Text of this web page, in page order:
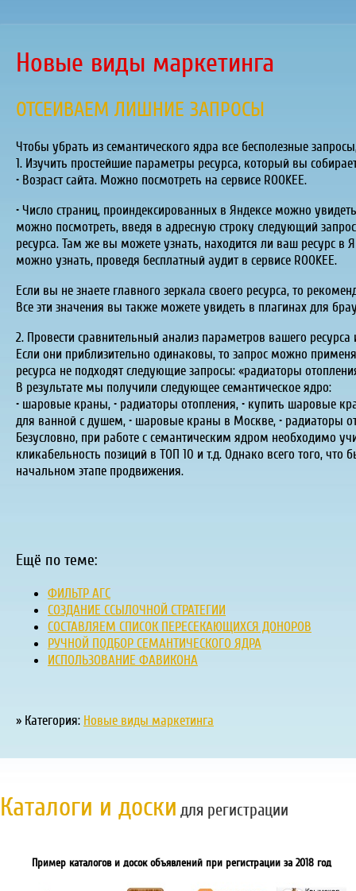
Новые виды маркетинга
ОТСЕИВАЕМ ЛИШНИЕ ЗАПРОСЫ
Чтобы убрать из семантического ядра все бесполезные
1. Изучить простейшие параметры ресурса, который вы
• Возраст сайта. Можно посмотреть на сервисе ROOKEE.
• Число страниц, проиндексированных в Яндексе можно
можно посмотреть, введя в адресную строку следующий
ресурса. Там же вы можете узнать, находится ли ваш ресурс
можно узнать, проведя бесплатный аудит в сервисе ROOKEE.
Если вы не знаете главного зеркала своего ресурса, то
Все эти значения вы также можете увидеть в плагинах для
2. Провести сравнительный анализ параметров вашего
Если они приблизительно одинаковы, то запрос можно
ресурса не подходят следующие запросы: «радиаторы
В результате мы получили следующее семантическое ядро:
• шаровые краны, • радиаторы отопления, • купить шаровые
для ванной с душем, • шаровые краны в Москве, • радиаторы
Безусловно, при работе с семантическим ядром необходимо
кликабельность позиций в ТОП 10 и т.д. Однако всего того,
начальном этапе продвижения.
Ещё по теме:
ФИЛЬТР АГС
СОЗДАНИЕ ССЫЛОЧНОЙ СТРАТЕГИИ
СОСТАВЛЯЕМ СПИСОК ПЕРЕСЕКАЮЩИХСЯ ДОНОРОВ
РУЧНОЙ ПОДБОР СЕМАНТИЧЕСКОГО ЯДРА
ИСПОЛЬЗОВАНИЕ ФАВИКОНА
» Категория: Новые виды маркетинга
Каталоги и доски для регистрации
Пример каталогов и досок объявлений при регистрации за 2018 год